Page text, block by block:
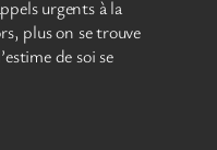
urgents à la
plus on se trouve
de soi se